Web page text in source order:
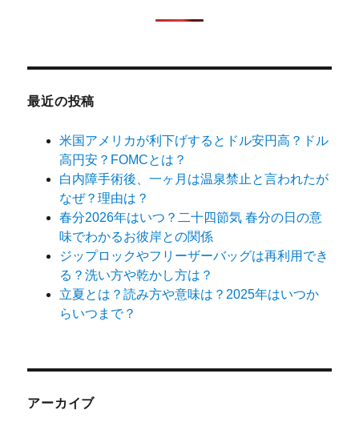
最近の投稿
米国アメリカが利下げするとドル安円高？ドル
高円安？FOMCとは？
白内障手術後、一ヶ月は温泉禁止と言われたが
なぜ？理由は？
春分2026年はいつ？二十四節気 春分の日の意
味でわかるお彼岸との関係
ジップロックやフリーザーバッグは再利用でき
る？洗い方や乾かし方は？
立夏とは？読み方や意味は？2025年はいつか
らいつまで？
アーカイブ